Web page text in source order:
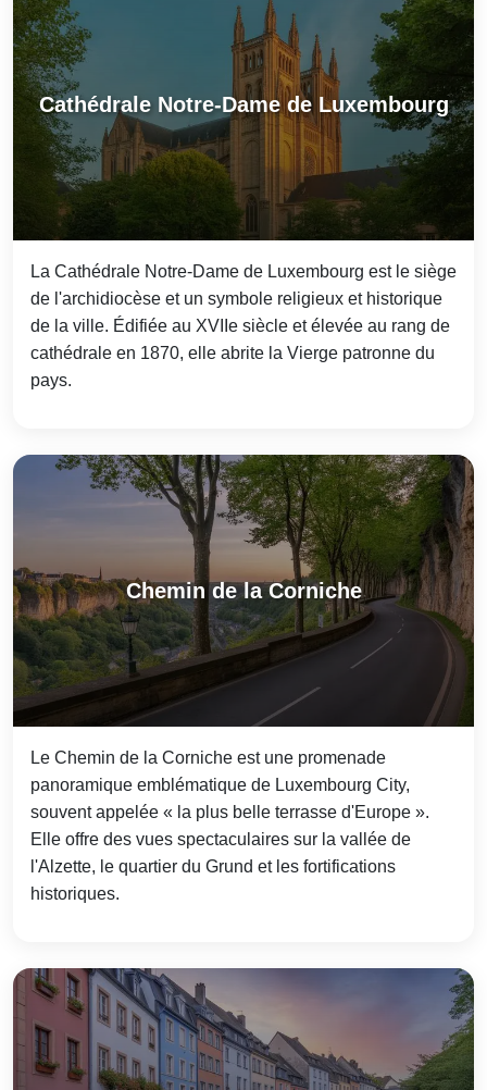
Cathédrale Notre-Dame de Luxembourg
La Cathédrale Notre-Dame de Luxembourg est le siège
de l'archidiocèse et un symbole religieux et historique
de la ville. Édifiée au XVIIe siècle et élevée au rang de
cathédrale en 1870, elle abrite la Vierge patronne du
pays.
Chemin de la Corniche
Le Chemin de la Corniche est une promenade
panoramique emblématique de Luxembourg City,
souvent appelée « la plus belle terrasse d'Europe ».
Elle offre des vues spectaculaires sur la vallée de
l'Alzette, le quartier du Grund et les fortifications
historiques.